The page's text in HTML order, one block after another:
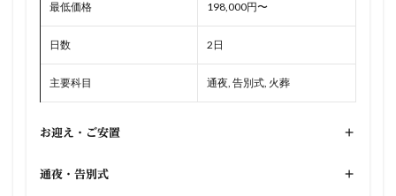
最低価格 198,000円〜
日数 2日
主要科目 通夜, 告別式, 火葬
お迎え・ご安置 +
通夜・告別式 +